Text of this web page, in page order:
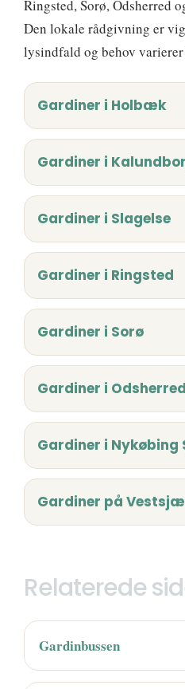
Ringsted, Sorø, Odsherred
Den lokale rådgivning er
lysindfald og behov
Gardiner i Holbæk
Gardiner i
Gardiner i Slagelse
Gardiner i Ringsted
Gardiner i Sorø
Gardiner i Odsherred
Gardiner i
Gardiner på
Relaterede
Gardinbussen